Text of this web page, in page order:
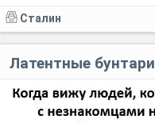
Сталин
Латентные бунтари